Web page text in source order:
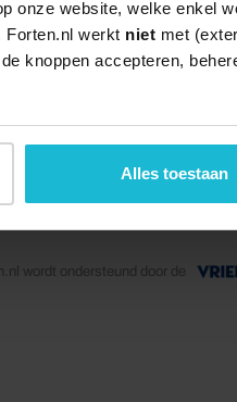
onze website, welke enkel
Forten.nl werkt niet met
knoppen accepteren,
Alles toestaan
wordt ondersteund door de